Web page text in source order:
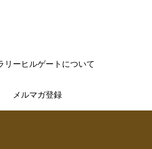
リーヒルゲートについて
メルマガ登録